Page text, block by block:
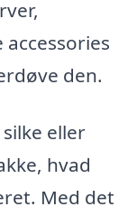
den.
eller
hvad
Med det